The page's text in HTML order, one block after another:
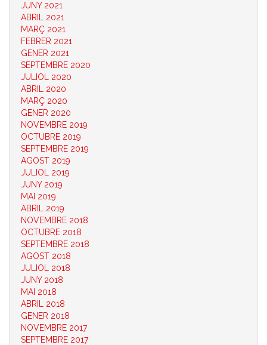
JUNY 2021
ABRIL 2021
MARÇ 2021
FEBRER 2021
GENER 2021
SEPTEMBRE 2020
JULIOL 2020
ABRIL 2020
MARÇ 2020
GENER 2020
NOVEMBRE 2019
OCTUBRE 2019
SEPTEMBRE 2019
AGOST 2019
JULIOL 2019
JUNY 2019
MAI 2019
ABRIL 2019
NOVEMBRE 2018
OCTUBRE 2018
SEPTEMBRE 2018
AGOST 2018
JULIOL 2018
JUNY 2018
MAI 2018
ABRIL 2018
GENER 2018
NOVEMBRE 2017
SEPTEMBRE 2017